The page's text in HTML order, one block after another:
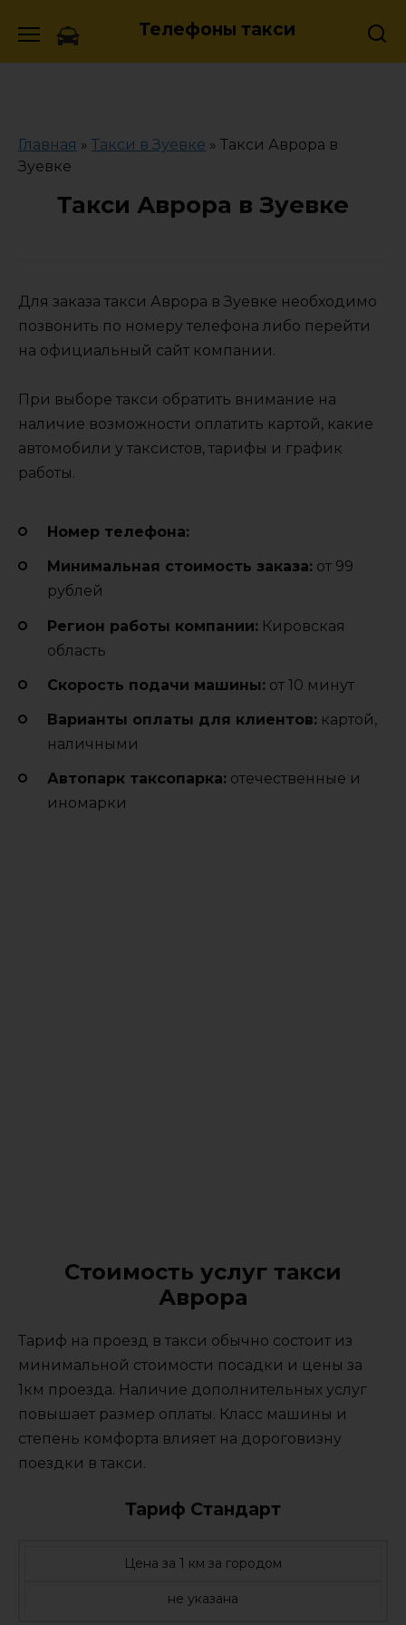
Телефоны такси
Главная » Такси в Зуевке » Такси Аврора в
Зуевке
Такси Аврора в Зуевке
Для заказа такси Аврора в Зуевке необходимо
позвонить по номеру телефона либо перейти
на официальный сайт компании.
При выборе такси обратить внимание на
наличие возможности оплатить картой, какие
автомобили у таксистов, тарифы и график
работы.
Номер телефона:
Минимальная стоимость заказа: от 99
рублей
Регион работы компании: Кировская
область
Cкорость подачи машины: от 10 минут
Варианты оплаты для клиентов: картой,
наличными
Автопарк таксопарка: отечественные и
иномарки
Стоимость услуг такси
Аврора
Тариф на проезд в такси обычно состоит из
минимальной стоимости посадки и цены за
1км проезда. Наличие дополнительных услуг
повышает размер оплаты. Класс машины и
степень комфорта влияет на дороговизну
поездки в такси.
Тариф Стандарт
Цена за 1 км за городом
не указана